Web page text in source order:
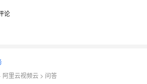
论
阿里云视频云 > 问答